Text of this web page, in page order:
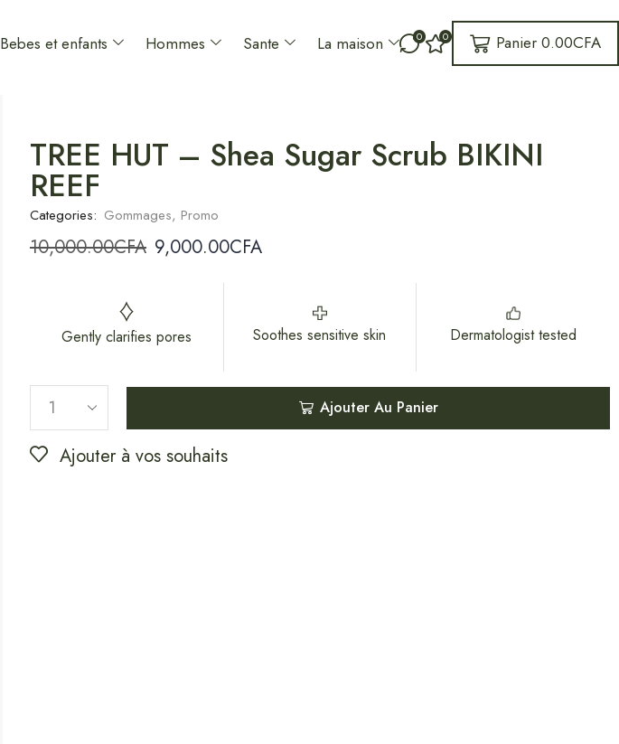
Bebes et enfants Hommes Sante La maison 0 0 Panier 0.00CFA
TREE HUT – Shea Sugar Scrub BIKINI
REEF
Categories: Gommages, Promo
10,000.00CFA 9,000.00CFA
Gently clarifies pores Soothes sensitive skin Dermatologist tested
Ajouter Au Panier
Ajouter à vos souhaits